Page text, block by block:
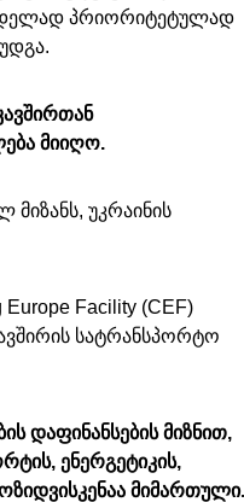
პრიორიტეტულად
მიიღო.
უკრაინის
Facility (CEF)
სატრანსპორტო
დაფინანსების მიზნით,
ენერგეტიკის,
მიმართული.